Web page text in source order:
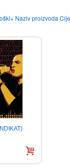
Naziv proizvoda